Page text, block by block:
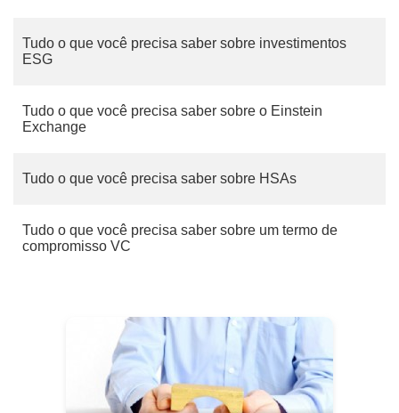
Tudo o que você precisa saber sobre investimentos
ESG
Tudo o que você precisa saber sobre o Einstein
Exchange
Tudo o que você precisa saber sobre HSAs
Tudo o que você precisa saber sobre um termo de
compromisso VC